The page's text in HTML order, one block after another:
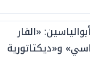
منذ الصغر
«الفار
و«ديكتاتورية